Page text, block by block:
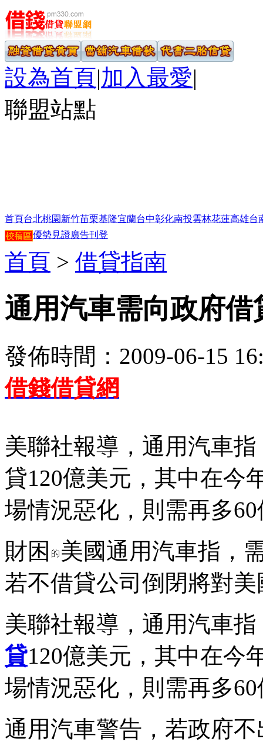
設為首頁|加入最愛|
聯盟站點
首頁台北桃園 新竹苗栗基隆宜蘭台中彰化南投雲林花蓮高雄台
優勢見證廣告刊登
首頁 > 借貸指南
通用汽車需向政府借
發佈時間：2009-06-15
借錢借貸網
美聯社報導，通用汽車
貸120億美元，其中在今
場情況惡化，則需再多
財困
美國通用汽車指，
若不借貸公司倒閉將對
美聯社報導，通用汽車
貸120億美元，其中在今
場情況惡化，則需再多
通用汽車警告，若政府